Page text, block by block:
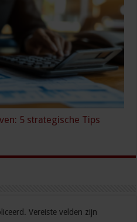
5 strategische Tips
Vereiste velden zijn